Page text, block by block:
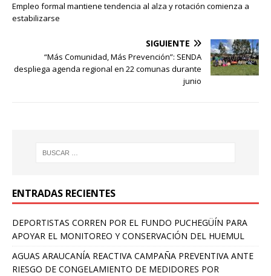
Empleo formal mantiene tendencia al alza y rotación comienza a
estabilizarse
SIGUIENTE
“Más Comunidad, Más Prevención”: SENDA
despliega agenda regional en 22 comunas durante
junio
ENTRADAS RECIENTES
DEPORTISTAS CORREN POR EL FUNDO PUCHEGÜÍN PARA
APOYAR EL MONITOREO Y CONSERVACIÓN DEL HUEMUL
AGUAS ARAUCANÍA REACTIVA CAMPAÑA PREVENTIVA ANTE
RIESGO DE CONGELAMIENTO DE MEDIDORES POR